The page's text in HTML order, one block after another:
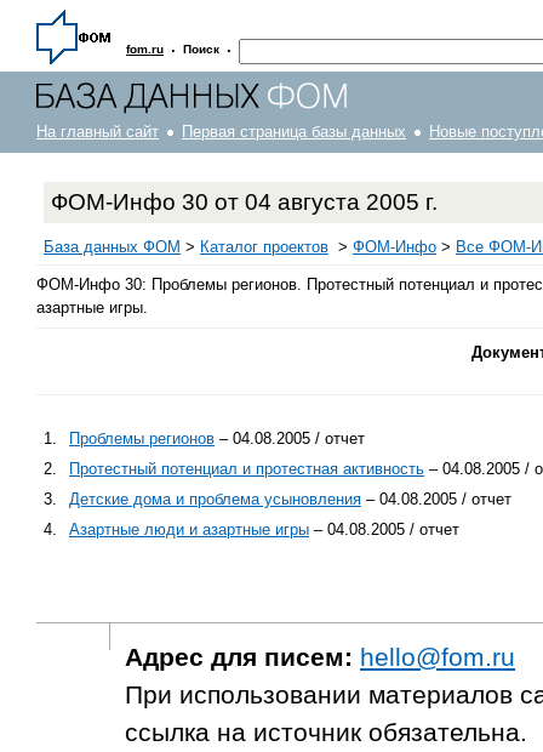
fom.ru · Поиск ·
На главный сайт Первая страница базы данных Новые
ФОМ-Инфо 30 от 04 августа 2005 г.
База данных ФОМ > Каталог проектов > ФOM-Инфо > Все ФОМ-
ФОМ-Инфо 30: Проблемы регионов. Протестный потенциал и
азартные игры.
1. Проблемы регионов – 04.08.2005 / отчет
2.
Протестный потенциал и протестная активность – 04.08.2005 /
3.
Детские дома и проблема усыновления – 04.08.2005 / отчет
4.
Азартные люди и азартные игры – 04.08.2005 / отчет
Адрес для писем: hello@fom.ru
При использовании материалов
ссылка на источник обязательна.